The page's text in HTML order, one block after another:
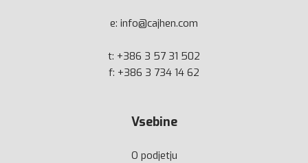
e: info@cajhen.com
t: +386 3 57 31 502
f: +386 3 734 14 62
Vsebine
O podjetju